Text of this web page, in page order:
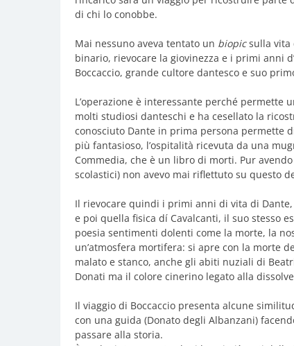
di chi lo conobbe.
Mai nessuno aveva tentato un biopicsulla vita
binario, rievocare la giovinezza e i primi anni
Boccaccio, grande cultore dantesco e suo
L’operazione è interessante perché permette
molti studiosi danteschi e ha cesellato la
conosciuto Dante in prima persona permette
più fantasioso, l’ospitalità ricevuta da una
Commedia, che è un libro di morti. Pur
scolastici) non avevo mai riflettuto su questo
Il rievocare quindi i primi anni di vita di
e poi quella fisica dí Cavalcanti, il suo stesso
poesia sentimenti dolenti come la morte, la
un’atmosfera mortifera: si apre con la morte
malato e stanco, anche gli abiti nuziali di
Donati ma il colore cinerino legato alla
Il viaggio di Boccaccio presenta alcune
con una guida (Donato degli Albanzani)
passare alla storia.